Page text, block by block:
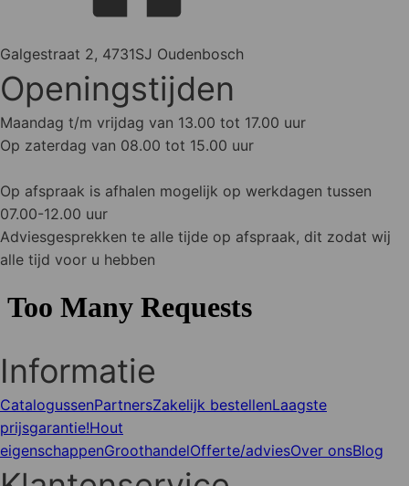
Galgestraat 2, 4731SJ Oudenbosch
Openingstijden
Maandag t/m vrijdag van 13.00 tot 17.00 uur
Op zaterdag van 08.00 tot 15.00 uur
Op afspraak is afhalen mogelijk op werkdagen tussen
07.00-12.00 uur
Adviesgesprekken te alle tijde op afspraak, dit zodat wij
alle tijd voor u hebben
Informatie
CatalogussenPartnersZakelijk bestellenLaagste
prijsgarantie!Hout
eigenschappenGroothandelOfferte/adviesOver onsBlog